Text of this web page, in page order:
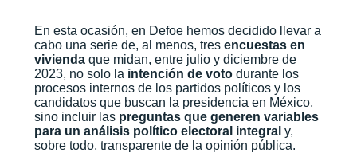
En esta ocasión, en Defoe hemos decidido llevar a
cabo una serie de, al menos, tres encuestas en
viviendaque midan, entre julio y diciembre de
2023, no solo la intención de votodurante los
procesos internos de los partidos políticos y los
candidatos que buscan la presidencia en México,
sino incluir las preguntas que generen variables
para un análisis político electoral integral y,
sobre todo, transparente de la opinión pública.